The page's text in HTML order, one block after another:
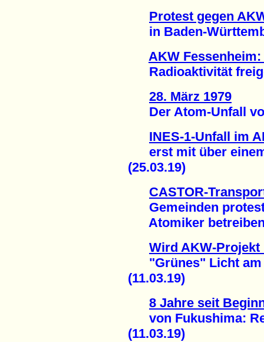
Protest gegen
in Baden-
AKW
Radioaktivität
28. März 1979
Der Atom-Unfall
INES-1-Unfall im
erst mit über einem
(25.03.19)
CASTOR-
Gemeinden
Atomiker betreiben
Wird AKW-
"Grünes" Licht am
(11.03.19)
8 Jahre seit
von Fukushima:
(11.03.19)